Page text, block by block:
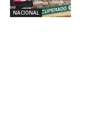
NACIONAL